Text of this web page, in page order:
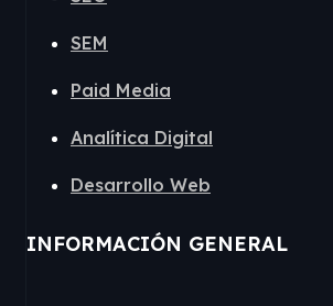
SEM
Paid Media
Analítica Digital
Desarrollo Web
INFORMACIÓN GENERAL